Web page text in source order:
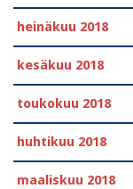
heinäkuu 2018
kesäkuu 2018
toukokuu 2018
huhtikuu 2018
maaliskuu 2018